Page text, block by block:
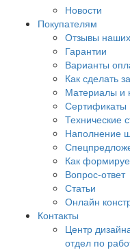
Новости
Покупателям
Отзывы наших
Гарантии
Варианты
Как сделать
Материалы и
Сертификаты
Технические
Наполнение
Как
Вопрос-ответ
Статьи
Онлайн
Контакты
Центр
отдел по